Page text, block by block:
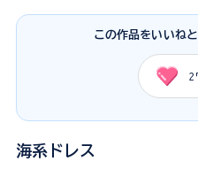
この作品をいいね
2
海系ドレス